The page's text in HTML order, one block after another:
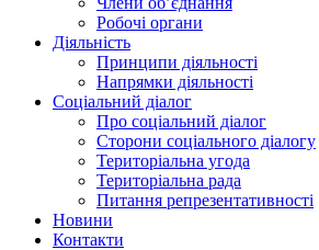
Робочі органи
Діяльність
Принципи діяльності
Напрямки діяльності
Соціальний діалог
Про соціальний діалог
Сторони соціального діалогу
Територіальна угода
Територіальна рада
Питання репрезентативності
Новини
Контакти